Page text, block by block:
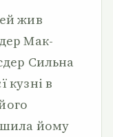
жив
Мак-
Сильна
кузні в
йому